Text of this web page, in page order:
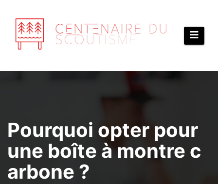
contenu
Pourquoi opter pour
une boîte à montre c
arbone ?